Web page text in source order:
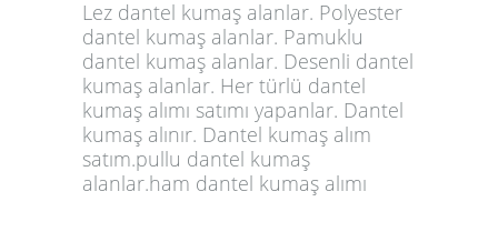
Lez dantel kumaş alanlar. Polyester
dantel kumaş alanlar. Pamuklu
dantel kumaş alanlar. Desenli dantel
kumaş alanlar. Her türlü dantel
kumaş alımı satımı yapanlar. Dantel
kumaş alınır. Dantel kumaş alım
satım.pullu dantel kumaş
alanlar.ham dantel kumaş alımı